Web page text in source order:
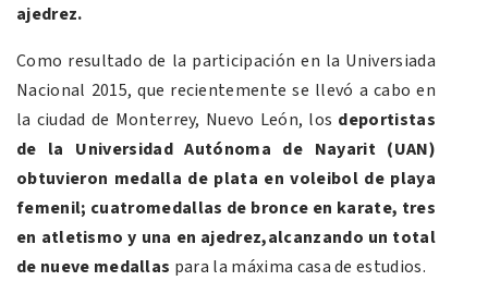
ajedrez.
Como resultado de la participación en la Universiada
Nacional 2015, que recientemente se llevó a cabo en
la ciudad de Monterrey, Nuevo León, los deportistas
de la Universidad Autónoma de Nayarit (UAN)
obtuvieron medalla de plata en voleibol de playa
femenil; cuatromedallas de bronce en karate, tres
en atletismo y una en ajedrez,alcanzando un total
de nueve medallas para la máxima casa de estudios.